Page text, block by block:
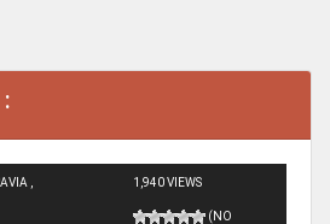
,
1,940 VIEWS
(NO